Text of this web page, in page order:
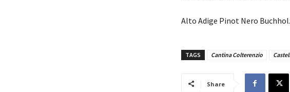
Alto Adige Pinot Nero
TAGS Cantina Colterenzio
Share